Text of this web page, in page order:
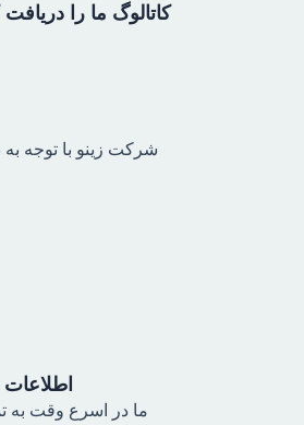
کاتالوگ ما را دریافت
شرکت زینو با توجه به
ما در اسرع وقت به